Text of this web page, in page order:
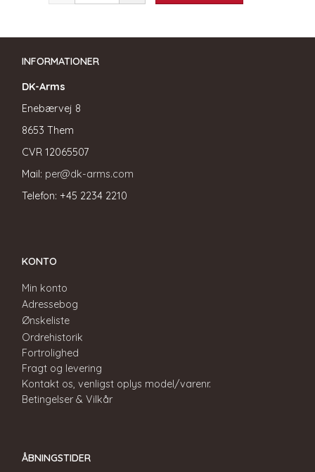
INFORMATIONER
DK-Arms
Enebærvej 8
8653 Them
CVR 12065507
Mail: per@dk-arms.com
Telefon: +45 2234 2210
KONTO
Min konto
Adressebog
Ønskeliste
Ordrehistorik
Fortrolighed
Fragt og levering
Kontakt os, venligst oplys model/varenr.
Betingelser & Vilkår
ÅBNINGSTIDER